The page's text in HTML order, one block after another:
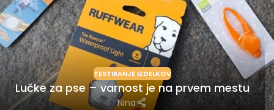
TESTIRANJE IZDELKOV
Lučke za pse – varnost je na prvem mestu
Nina